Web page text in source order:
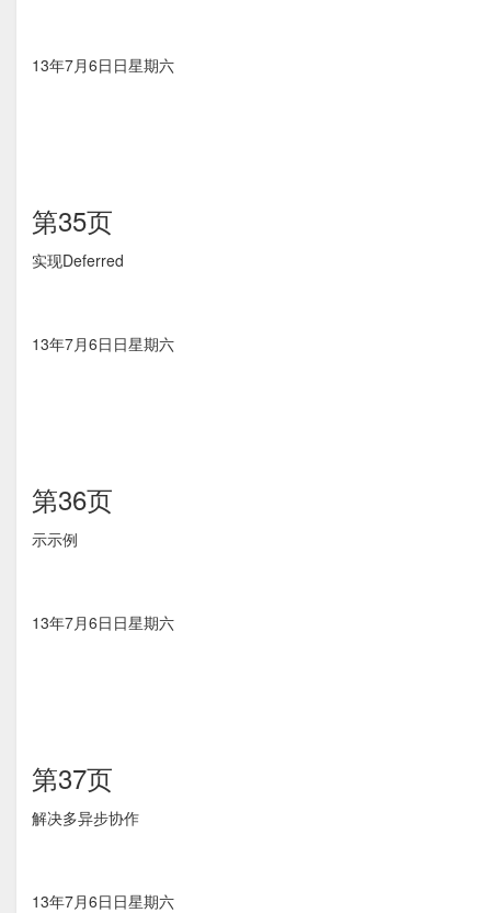
13年7月6⽇日星期六
第35页
实现Deferred
13年7月6⽇日星期六
第36页
⽰示例
13年7月6⽇日星期六
第37页
解决多异步协作
13年7月6⽇日星期六